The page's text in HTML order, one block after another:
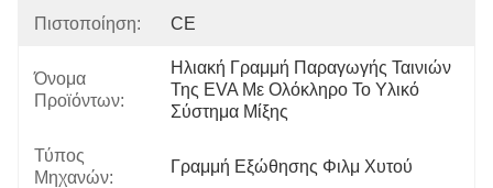
Πιστοποίηση: CE
Όνομα
Προϊόντων:
Ηλιακή Γραμμή Παραγωγής Ταινιών
Της EVA Με Ολόκληρο Το Υλικό
Σύστημα Μίξης
Τύπος
Μηχανών:
Γραμμή Εξώθησης Φιλμ Χυτού